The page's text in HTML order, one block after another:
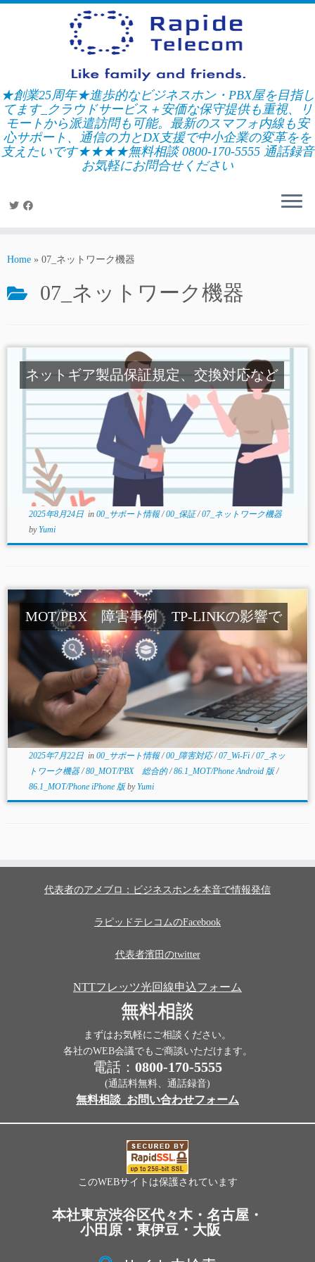
Skip
★創業25周年★進歩的なビジネスホン・PBX屋を目指し
てます_クラウドサービス＋安価な保守提供も重視、リ
モートから派遣訪問も可能。最新のスマフォ内線も安
心サポート、通信の力とDX支援で中小企業の変革をを
支えたいです★★★★無料相談 0800-170-5555 通話録音
お気軽にお問合せください
Home » 07_ネットワーク機器
07_ネットワーク機器
ネットギア製品保証規定、交換対応など
2025年8月24日in 00_サポート情報/00_保証/07_ネットワーク機器
byYumi
MOT/PBX 障害事例 TP-LINKの影響で
2025年7月22日in 00_サポート情報/00_障害対応/07_Wi-Fi/07_ネッ
トワーク機器/80_MOT/PBX 総合的/86.1_MOT/Phone Android 版/
86.1_MOT/Phone iPhone 版byYumi
代表者のアメブロ：ビジネスホンを本音で情報発信
ラピッドテレコムのFacebook
代表者濱田のtwitter
NTTフレッツ光回線申込フォーム
無料相談
まずはお気軽にご相談ください。
各社のWEB会議でもご商談いただけます。
電話： 0800-170-5555
(通話料無料、通話録音)
無料相談_お問い合わせフォーム
このWEBサイトは保護されています
本社東京渋谷区代々木・名古屋・
小田原・東伊豆・大阪